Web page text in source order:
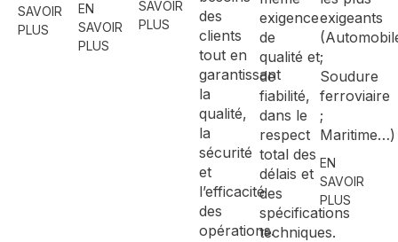
SAVOIR
PLUS
EN
SAVOIR
PLUS
SAVOIR
PLUS
des
clients
tout en
garantissant
la
qualité,
la
sécurité
et
l’efficacité
des
opérations.
exigence
de
qualité et
de
fiabilité,
dans le
respect
total des
délais et
des
spécifications
techniques.
exigeants
;
Soudure
ferroviaire
;
Maritime…)
EN
SAVOIR
PLUS